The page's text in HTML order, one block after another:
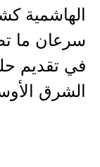
الهاشمية
سرعان ما
في تقديم
الشرق